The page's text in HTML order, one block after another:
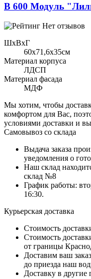
В 600 Модуль
Нет отзывов
ШхВхГ
60x71,6х35см
Материал корпуса
ЛДСП
Материал фасада
МДФ
Мы хотим, чтобы
комфортом для Вас,
условиями доставки и
Самовывоз со склада
Выдача заказа
уведомления о
Наш склад
склад №8
График работы:
16:30.
Курьерская доставка
Стоимость
Стоимость
от границы
Доставим ваш
до приезда наш
Доставку в другие